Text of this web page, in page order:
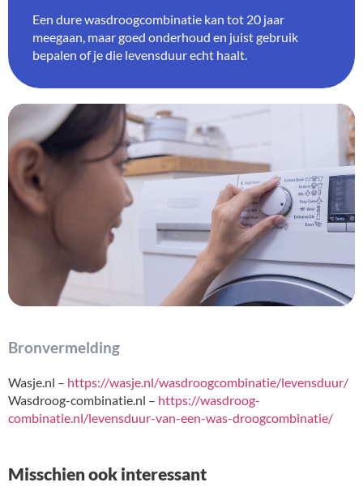
Een dure wasdroogcombinatie kan tot 20 jaar
meegaan, maar goed onderhoud en juist gebruik
bepalen of je die levensduur echt haalt.
Bronvermelding
Wasje.nl – https://wasje.nl/wasdroogcombinatie/levensduur/
Wasdroog-combinatie.nl – https://wasdroog-
combinatie.nl/levensduur-van-een-was-droogcombinatie/
Misschien ook interessant